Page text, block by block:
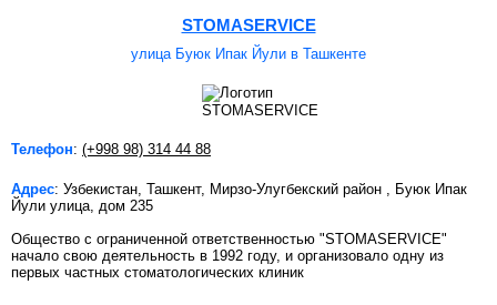
STOMASERVICE
улица Буюк Ипак Йули в Ташкенте
Телефон: (+998 98) 314 44 88
Адрес: Узбекистан, Ташкент, Мирзо-Улугбекский район , Буюк Ипак
Йули улица, дом 235
Общество с ограниченной ответственностью "STOMASERVICE"
начало свою деятельность в 1992 году, и организовало одну из
первых частных стоматологических клиник